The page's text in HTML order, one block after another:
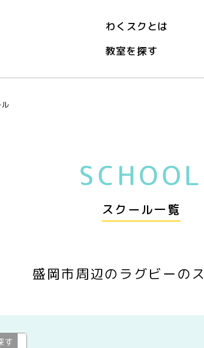
わくスクとは
教室を探す
SCHOOL
スクール一覧
盛岡市周辺のラグビーの
す